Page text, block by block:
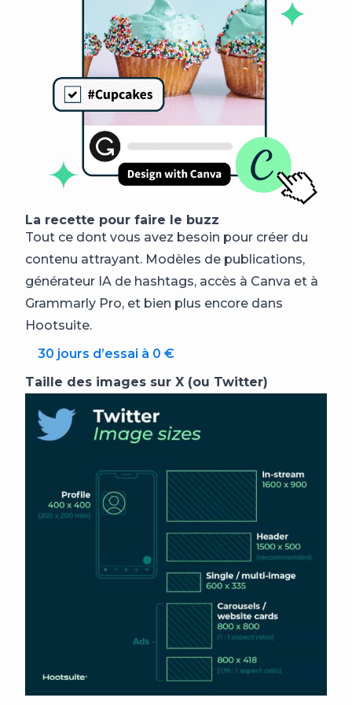
La recette pour faire le buzz
Tout ce dont vous avez besoin pour créer du
contenu attrayant. Modèles de publications,
générateur IA de hashtags, accès à Canva et à
Grammarly Pro, et bien plus encore dans
Hootsuite.
30 jours d’essai à 0 €
Taille des images sur X (ou Twitter)